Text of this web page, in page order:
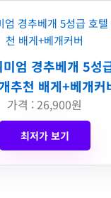
엄 경추베개 5성
추천 배게+베개커
가격 : 26,900원
최저가 보기